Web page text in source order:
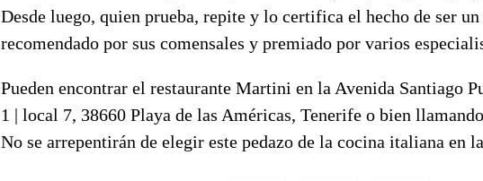
Desde luego, quien prueba, repite y lo certifica el hecho de ser
recomendado por sus comensales y premiado por varios
Pueden encontrar el restaurante Martini en la Avenida Santiago
1 | local 7, 38660 Playa de las Américas, Tenerife o bien
No se arrepentirán de elegir este pedazo de la cocina italiana en